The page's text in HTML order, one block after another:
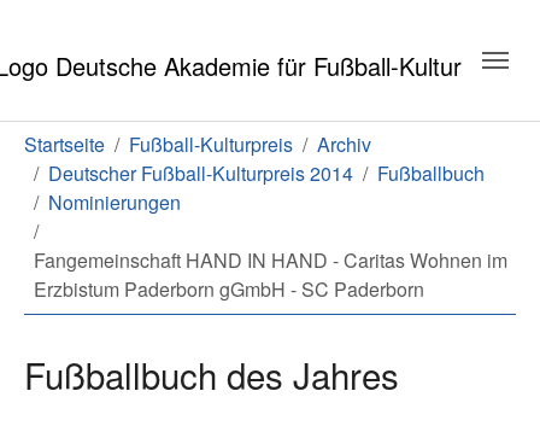
Sie sind hier:
Startseite Fußball-Kulturpreis
Archiv
Deutscher Fußball-Kulturpreis 2014
Fußballbuch
Nominierungen
Fangemeinschaft HAND IN HAND - Caritas Wohnen im
Erzbistum Paderborn gGmbH - SC Paderborn
Fußballbuch des Jahres